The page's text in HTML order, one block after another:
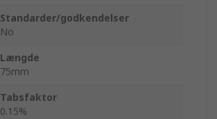
Standarder/godkendelser
No
Længde
75mm
Tabsfaktor
0.15%